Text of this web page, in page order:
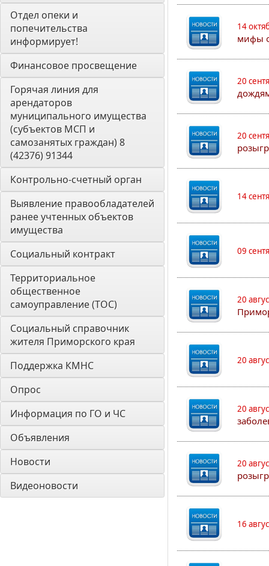
Отдел опеки и
попечительства
информирует!
Финансовое просвещение
Горячая линия для
арендаторов
муниципального имущества
(субъектов МСП и
самозанятых граждан) 8
(42376) 91344
Контрольно-счетный орган
Выявление правообладателей
ранее учтенных объектов
имущества
Социальный контракт
Территориальное
общественное
самоуправление (ТОС)
Социальный справочник
жителя Приморского края
Поддержка КМНС
Опрос
Информация по ГО и ЧС
Объявления
Новости
Видеоновости
14
мифы
20
20
14
09
20
20
20
20
16